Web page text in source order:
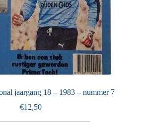
jaargang 18 – 1983 – nummer 7
€12,50